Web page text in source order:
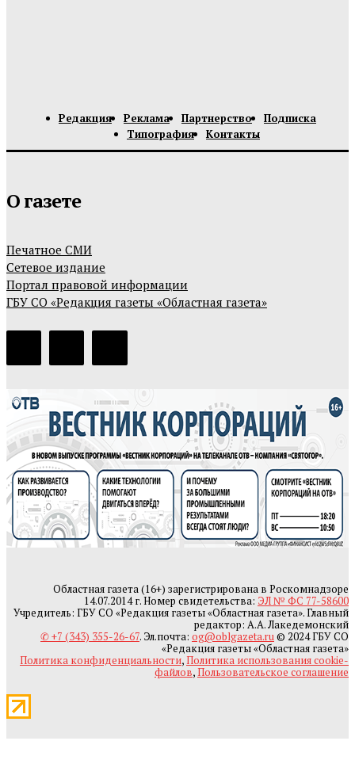
Редакция Реклама Партнерство
Подписка
Типография
Контакты
О газете
Печатное СМИ
Сетевое издание
Портал правовой информации
ГБУ СО «Редакция газеты «Областная газета»
Областная газета (16+) зарегистрирована в Роскомнадзоре
14.07.2014 г. Номер свидетельства: ЭЛ № ФС 77-58600
Учредитель: ГБУ СО «Редакция газеты «Областная газета». Главный
редактор: А.А. Лакедемонский
✆ +7 (343) 355-26-67. Эл.почта: og@oblgazeta.ru© 2024 ГБУ СО
«Редакция газеты «Областная газета»
Политика конфиденциальности,Политика использования cookie-
файлов,Пользовательское соглашение